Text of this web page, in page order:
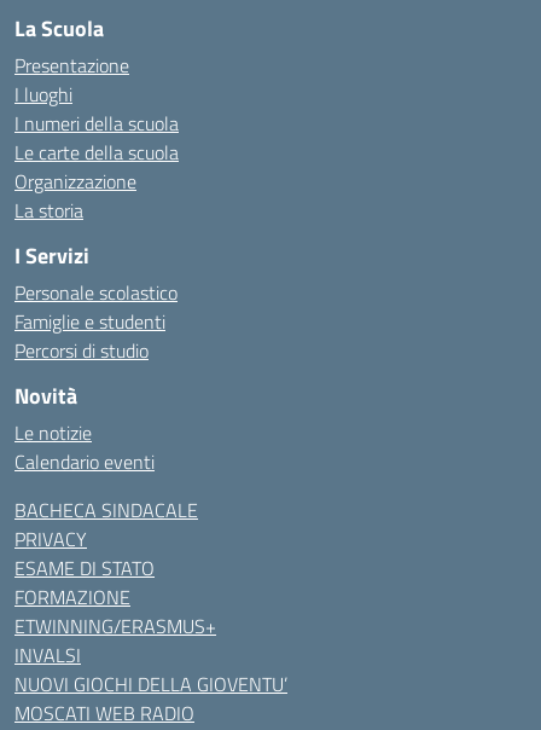
La Scuola
Presentazione
I luoghi
I numeri della scuola
Le carte della scuola
Organizzazione
La storia
I Servizi
Personale scolastico
Famiglie e studenti
Percorsi di studio
Novità
Le notizie
Calendario eventi
BACHECA SINDACALE
PRIVACY
ESAME DI STATO
FORMAZIONE
ETWINNING/ERASMUS+
INVALSI
NUOVI GIOCHI DELLA GIOVENTU’
MOSCATI WEB RADIO